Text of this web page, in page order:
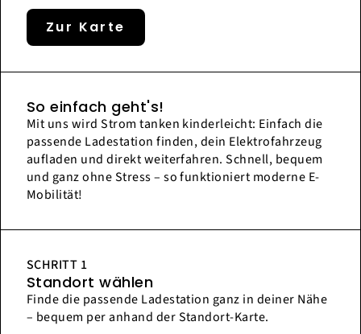
Zur Karte
So einfach geht's!
Mit uns wird Strom tanken kinderleicht: Einfach die
passende Ladestation finden, dein Elektrofahrzeug
aufladen und direkt weiterfahren. Schnell, bequem
und ganz ohne Stress – so funktioniert moderne E-
Mobilität!
SCHRITT 1
Standort wählen
Finde die passende Ladestation ganz in deiner Nähe
– bequem per anhand der Standort-Karte.